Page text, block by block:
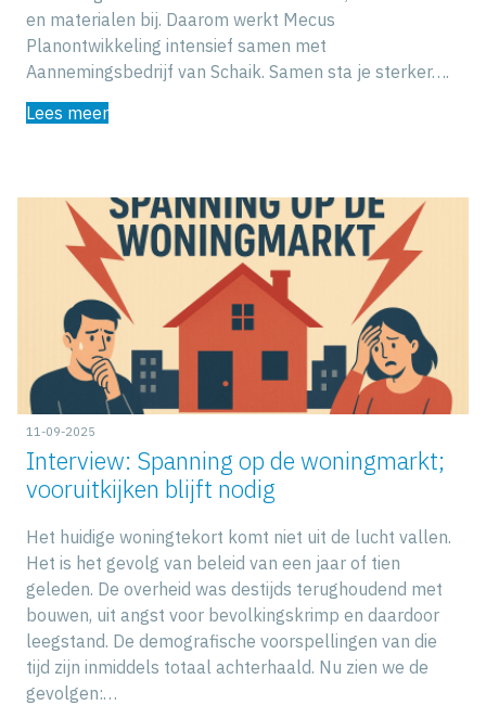
en materialen bij. Daarom werkt Mecus
Planontwikkeling intensief samen met
Aannemingsbedrijf van Schaik. Samen sta je sterker….
Lees meer
11-09-2025
Interview: Spanning op de woningmarkt;
vooruitkijken blijft nodig
Het huidige woningtekort komt niet uit de lucht vallen.
Het is het gevolg van beleid van een jaar of tien
geleden. De overheid was destijds terughoudend met
bouwen, uit angst voor bevolkingskrimp en daardoor
leegstand. De demografische voorspellingen van die
tijd zijn inmiddels totaal achterhaald. Nu zien we de
gevolgen:…